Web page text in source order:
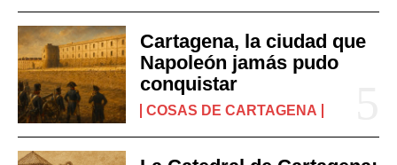
Cartagena, la ciudad que
Napoleón jamás pudo
conquistar
COSAS DE CARTAGENA